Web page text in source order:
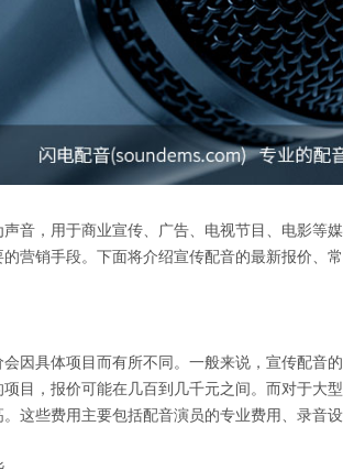
音，用于商业宣传、广告、电视节目、电影等
营销手段。下面将介绍宣传配音的最新报价、
因具体项目而有所不同。一般来说，宣传配音
目，报价可能在几百到几千元之间。而对于大
这些费用主要包括配音演员的专业费用、录音